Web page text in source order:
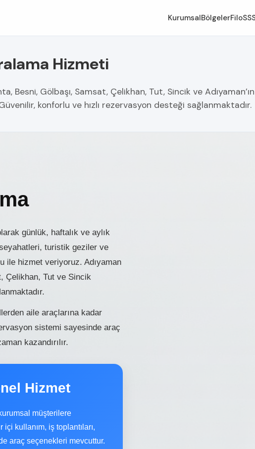
KurumsalBölgelerFilo
Hizmeti
Besni, Gölbaşı, Samsat, Çelikhan, Tut, Sincik ve
konforlu ve hızlı rezervasyon desteği sağlanmaktadır.
günlük, haftalık ve aylık
turistik geziler ve
ile hizmet veriyoruz. Adıyaman
Çelikhan, Tut ve Sincik
aile araçlarına kadar
sistemi sayesinde araç
kazandırılır.
Hizmet
müşterilere
kullanım, iş toplantıları,
araç seçenekleri mevcuttur.